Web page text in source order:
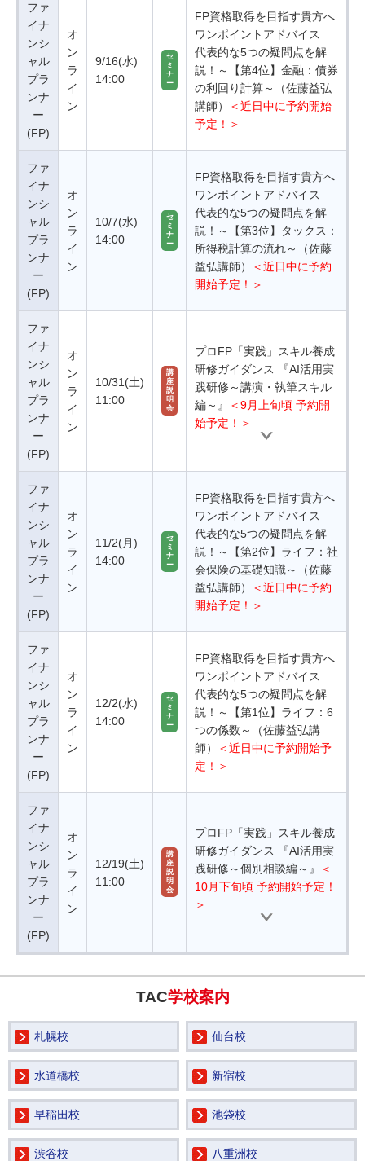
ファ
イナ
ンシ
ャル
プラ
ンナ
ー
(FP)
オ
ン
ラ
イ
ン
9/16(水)
14:00
セ
ミ
ナ
ー
FP資格取得を目指す貴方へ
ワンポイントアドバイス
代表的な5つの疑問点を解
説！～【第4位】金融：債券
の利回り計算～（佐藤益弘
講師）
＜近日中に予約開始
予定！＞
ファ
イナ
ンシ
ャル
プラ
ンナ
ー
(FP)
オ
ン
ラ
イ
ン
10/7(水)
14:00
セ
ミ
ナ
ー
FP資格取得を目指す貴方へ
ワンポイントアドバイス
代表的な5つの疑問点を解
説！～【第3位】タックス：
所得税計算の流れ～（佐藤
益弘講師）
＜近日中に予約
開始予定！＞
ファ
イナ
ンシ
ャル
プラ
ンナ
ー
(FP)
オ
ン
ラ
イ
ン
10/31(土)
11:00
講
座
説
明
会
プロFP「実践」スキル養成
研修ガイダンス 『AI活用実
践研修～講演・執筆スキル
編～』
＜9月上旬頃 予約開
始予定！＞
ファ
イナ
ンシ
ャル
プラ
ンナ
ー
(FP)
オ
ン
ラ
イ
ン
11/2(月)
14:00
セ
ミ
ナ
ー
FP資格取得を目指す貴方へ
ワンポイントアドバイス
代表的な5つの疑問点を解
説！～【第2位】ライフ：社
会保険の基礎知識～（佐藤
益弘講師）
＜近日中に予約
開始予定！＞
ファ
イナ
ンシ
ャル
プラ
ンナ
ー
(FP)
オ
ン
ラ
イ
ン
12/2(水)
14:00
セ
ミ
ナ
ー
FP資格取得を目指す貴方へ
ワンポイントアドバイス
代表的な5つの疑問点を解
説！～【第1位】ライフ：6
つの係数～（佐藤益弘講
師）
＜近日中に予約開始予
定！＞
ファ
イナ
ンシ
ャル
プラ
ンナ
ー
(FP)
オ
ン
ラ
イ
ン
12/19(土)
11:00
講
座
説
明
会
プロFP「実践」スキル養成
研修ガイダンス 『AI活用実
践研修～個別相談編～』
＜
10月下旬頃 予約開始予定！
＞
TAC学校案内
札幌校 仙台校
水道橋校 新宿校
早稲田校 池袋校
渋谷校 八重洲校